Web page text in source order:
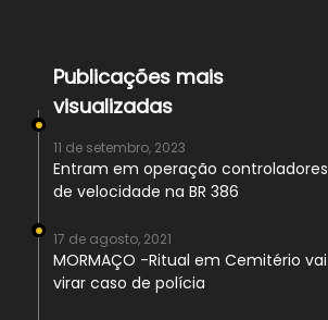
Publicações mais
visualizadas
11 de setembro, 2023
Entram em operação controladores
de velocidade na BR 386
17 de agosto, 2021
MORMAÇO -Ritual em Cemitério vai
virar caso de polícia